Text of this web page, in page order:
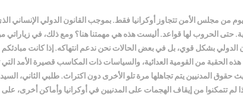
من مجلس الأمن تتجاوز أوكرانيا فقط. بموجب القانون الدولي الإنساني
حتى الحروب لها قواعد. أليست هذه هي مهمتنا هنا؟ ومع ذلك، في زياراتي
الدولي بشكل قوي، بل في بعض الحالات نحن ندعم انتهاكه. إذا كانت
الحقبة من القومية العدائية، والسياسات ذات المكاسب قصيرة الأمد التي
حقوق المدنيين يتم تجاهلها مرة تلو الأخرى دون اكتراث. طلبي الثاني، السيد
تتمكنوا من إيقاف الهجمات على المدنيين في أوكرانيا وأماكن أخرى، على